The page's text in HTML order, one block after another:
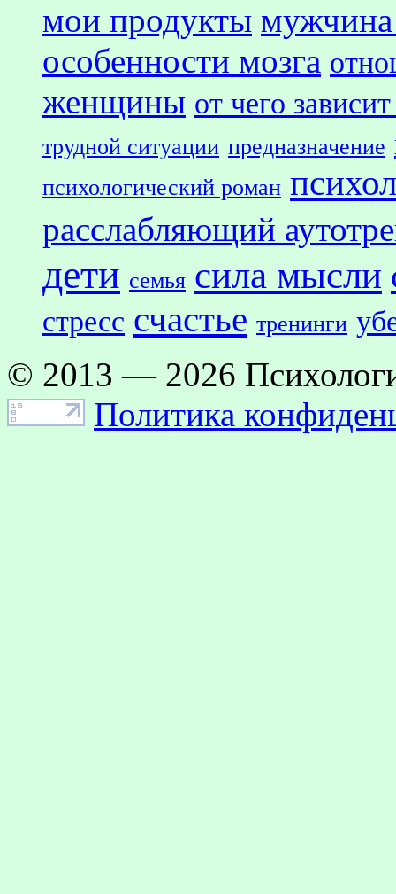
мои продукты
особенности мозга
женщины от чего
трудной ситуации предназначение
психологический роман
расслабляющий
дети семья сила мысли
стресс счастье тренинги
© 2013 — 2026
Политика